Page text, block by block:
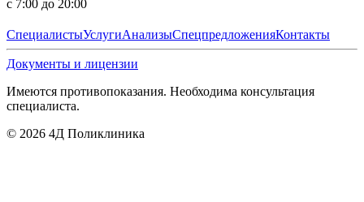
с 7:00 до 20:00
СпециалистыУслугиАнализыСпецпредложенияКонтакты
Документы и лицензии
Имеются противопоказания. Необходима консультация
специалиста.
© 2026 4Д Поликлиника